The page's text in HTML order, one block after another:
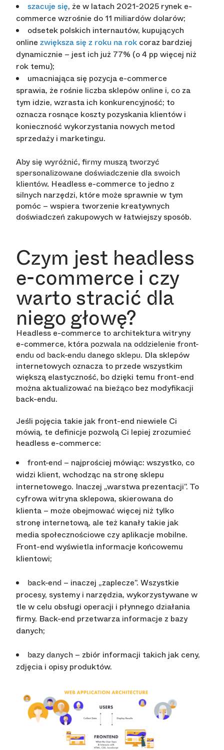
szacuje się, że w latach 2021-2025 rynek e-
commerce wzrośnie do 11 miliardów dolarów;
odsetek polskich internautów, kupujących
online zwiększa się z roku na rok coraz bardziej
dynamicznie – jest ich już 77% (o 4 pp więcej niż
rok temu);
umacniająca się pozycja e-commerce
sprawia, że rośnie liczba sklepów online i, co za
tym idzie, wzrasta ich konkurencyjność; to
oznacza rosnące koszty pozyskania klientów i
konieczność wykorzystania nowych metod
sprzedaży i marketingu.
Aby się wyróżnić, firmy muszą tworzyć
spersonalizowane doświadczenie dla swoich
klientów. Headless e-commerce to jedno z
silnych narzędzi, które może sprawnie w tym
pomóc – wspiera tworzenie kreatywnych
doświadczeń zakupowych w łatwiejszy sposób.
Czym jest headless
e-commerce i czy
warto stracić dla
niego głowę?
Headless e-commerce to architektura witryny
e-commerce, która pozwala na oddzielenie front-
endu od back-endu danego sklepu. Dla sklepów
internetowych oznacza to przede wszystkim
większą elastyczność, bo dzięki temu front-end
można aktualizować na bieżąco bez modyfikacji
back-endu.
Jeśli pojęcia takie jak front-end niewiele Ci
mówią, te definicje pozwolą Ci lepiej zrozumieć
headless e-commerce:
front-end – najprościej mówiąc: wszystko, co
widzi klient, wchodząc na stronę sklepu
internetowego. Inaczej „warstwa prezentacji”. To
cyfrowa witryna sklepowa, skierowana do
klienta – może obejmować więcej niż tylko
stronę internetową, ale też kanały takie jak
media społecznościowe czy aplikacje mobilne.
Front-end wyświetla informacje końcowemu
klientowi;
back-end – inaczej „zaplecze”. Wszystkie
procesy, systemy i narzędzia, wykorzystywane w
tle w celu obsługi operacji i płynnego działania
firmy. Back-end przetwarza informacje z bazy
danych;
bazy danych – zbiór informacji takich jak ceny,
zdjęcia i opisy produktów.